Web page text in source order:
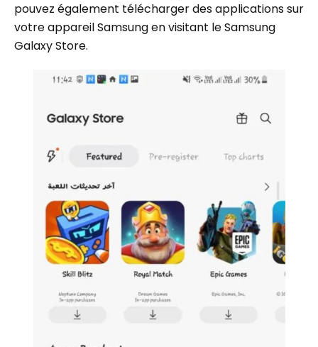
pouvez également télécharger des applications sur
votre appareil Samsung en visitant le Samsung
Galaxy Store.